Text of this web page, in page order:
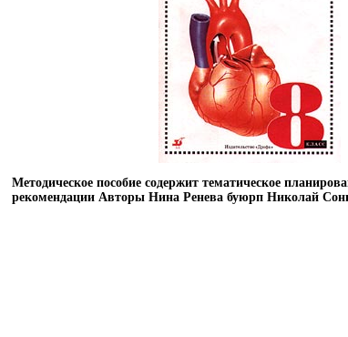
Методическое пособие содержит тематическое
рекомендации Авторы Нина Ренева буюрп Николай